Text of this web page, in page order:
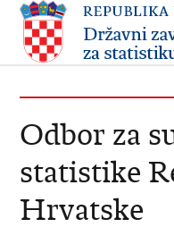
Odbor za
statistike
Hrvatske